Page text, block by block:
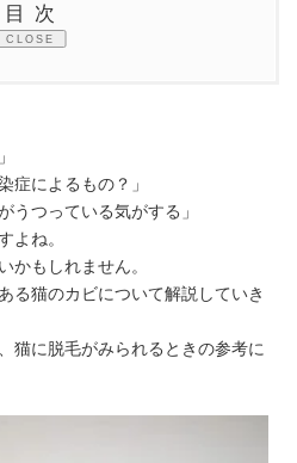
目次
CLOSE
状が出てくる？
自宅でできる対策
防ぐ
症によるもの？」
うつっている気がする」
よね。
かもしれません。
る猫のカビについて解説していき
猫に脱毛がみられるときの参考に